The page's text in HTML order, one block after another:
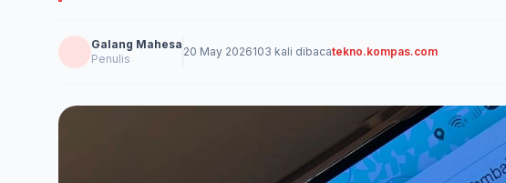
Galang Mahesa
Penulis
20 May 2026103 kali dibacatekno.kompas.com